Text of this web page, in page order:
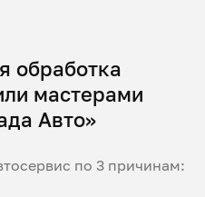
обработка
мастерами
Авто»
по 3 причинам: